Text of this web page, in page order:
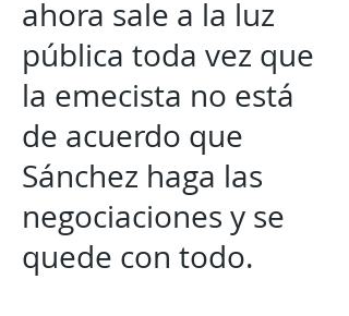
ahora sale a la luz
pública toda vez que
la emecista no está
de acuerdo que
Sánchez haga las
negociaciones y se
quede con todo.